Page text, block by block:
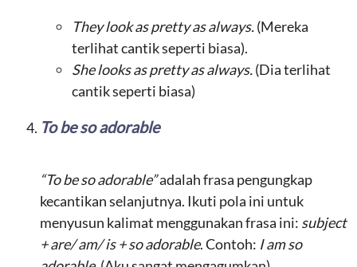
They look as pretty as always.(Mereka
terlihat cantik seperti biasa).
She looks as pretty as always.(Dia terlihat
cantik seperti biasa)
To be so adorable
“To be so adorable”adalah frasa pengungkap
kecantikan selanjutnya. Ikuti pola ini untuk
menyusun kalimat menggunakan frasa ini: subject
+ are/ am/ is + so adorable. Contoh: I am so